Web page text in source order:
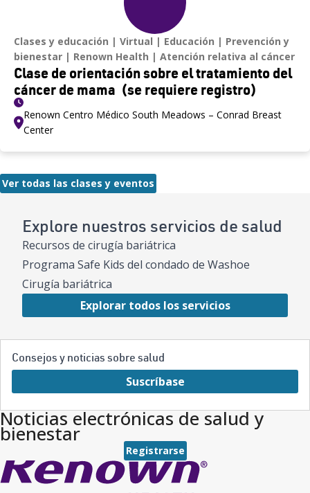
Explore nuestros servicios de salud
Recursos de cirugía bariátrica
Programa Safe Kids del condado de Washoe
Cirugía bariátrica
Explorar todos los servicios
Consejos y noticias sobre salud
Suscríbase
Clases y educación Virtual Educación
Prevención y
bienestar
Renown Health Atención relativa al cáncer
Clase de orientación sobre el tratamiento del
cáncer de mama (se requiere registro)
Renown Centro Médico South Meadows – Conrad Breast
Center
Ver todas las clases y eventos
Noticias electrónicas de salud y
bienestar
Registrarse